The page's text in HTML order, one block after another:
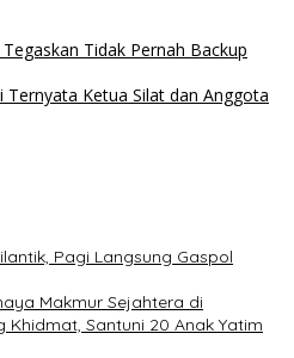
Tidak Pernah Backup
Ternyata Ketua Silat dan Anggota
Pagi Langsung Gaspol
Makmur Sejahtera di
Khidmat, Santuni 20 Anak Yatim